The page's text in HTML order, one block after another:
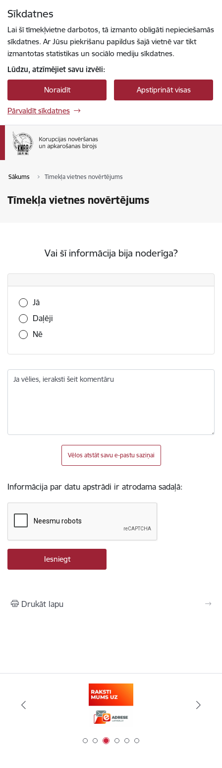
Sīkdatnes
Lai šī tīmekļvietne darbotos, tā izmanto obligāti nepieciešamās
sīkdatnes. Ar Jūsu piekrišanu papildus šajā vietnē var tikt
izmantotas statistikas un sociālo mediju sīkdatnes.
Lūdzu, atzīmējiet savu izvēli:
Noraidīt Apstiprināt visas
Pārvaldīt sīkdatnes
Sākums Tīmekļa vietnes novērtējums
Tīmekļa vietnes novērtējums
Vai šī informācija bija noderīga?
Vai šī informācija bija noderīga?
Jā
Daļēji
Nē
Ja vēlies, ieraksti šeit komentāru
Vēlos atstāt savu e-pastu saziņai
Informācija par datu apstrādi ir atrodama sadaļā:
Drukāt lapu